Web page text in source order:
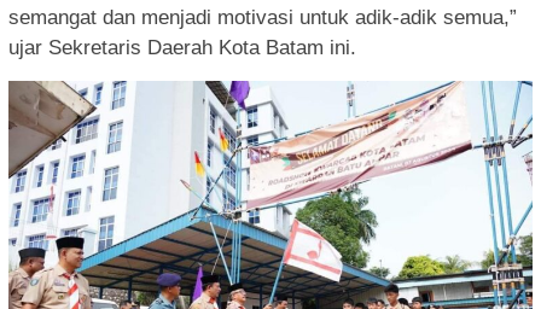
semangat dan menjadi motivasi untuk adik-adik semua,”
ujar Sekretaris Daerah Kota Batam ini.